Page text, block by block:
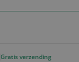
Gratis verzending